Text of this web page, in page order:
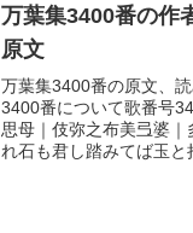
万葉集3400番の作
原文
万葉集3400番の原文、
3400番について歌番号
思母｜伎弥之布美弖婆
れ石も君し踏みてば玉